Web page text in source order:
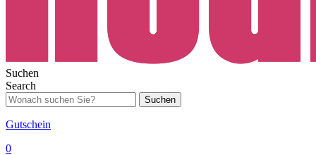
Suchen
Search
Suchen
Gutschein
0